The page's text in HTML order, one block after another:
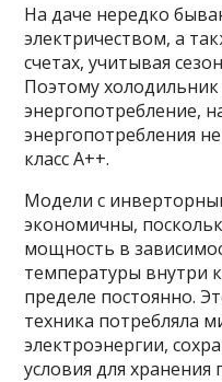
На даче нередко
электричеством, а
счетах, учитывая
Поэтому
энергопотребление,
энергопотребления
класс А++.
Модели с
экономичны,
мощность в
температуры внутри
пределе постоянно.
техника потребляла
электроэнергии,
условия для хранения